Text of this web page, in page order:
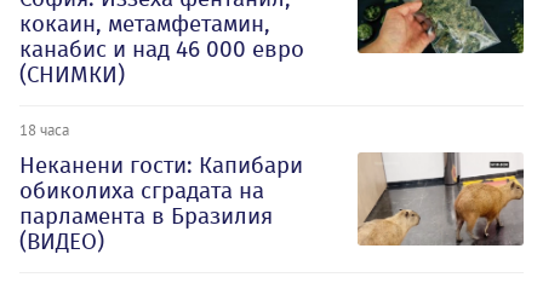
кокаин, метамфетамин,
канабис и над 46 000 евро
(СНИМКИ)
18 часа
Неканени гости: Капибари
обиколиха сградата на
парламента в Бразилия
(ВИДЕО)